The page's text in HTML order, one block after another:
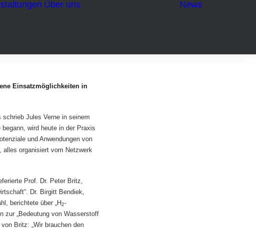
Über uns News
Einsatzmöglichkeiten in
schrieb Jules Verne in seinem
wird heute in der Praxis
und Anwendungen von
alles organisiert vom Netzwerk
Prof. Dr. Peter Britz,
Dr. Birgitt Bendiek,
berichtete über „H2-
zur „Bedeutung von Wasserstoff
Britz: „Wir brauchen den